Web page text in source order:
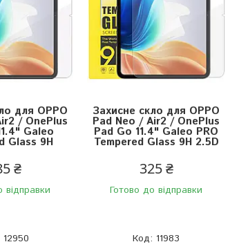
для OPPO
/ OnePlus
Galeo
Glass 9H
₴
відправки
Захисне скло для OPPO
Pad Neo / Air2 / OnePlus
Pad Go 11.4" Galeo PRO
Tempered Glass 9H 2.5D
325 ₴
Готово до відправки
12950 11983